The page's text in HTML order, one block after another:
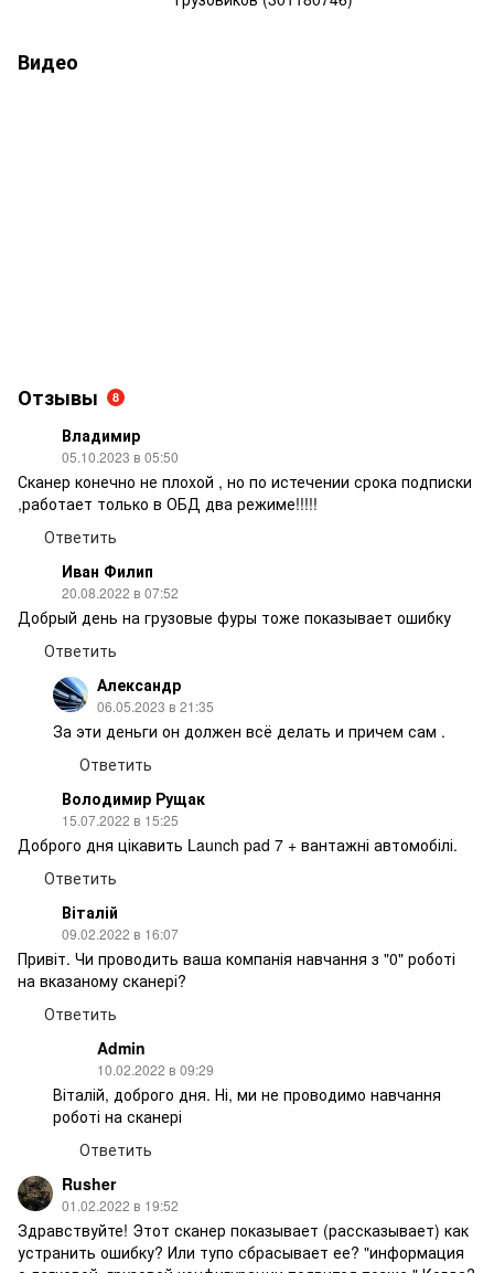
Видео
Отзывы 8
Владимир
05.10.2023 в 05:50
Сканер конечно не плохой , но по истечении срока подписки
,работает только в ОБД два режиме!!!!!
Ответить
Иван Филип
20.08.2022 в 07:52
Добрый день на грузовые фуры тоже показывает ошибку
Ответить
Александр
06.05.2023 в 21:35
За эти деньги он должен всё делать и причем сам .
Ответить
Володимир Рущак
15.07.2022 в 15:25
Доброго дня цікавить Launch pad 7 + вантажні автомобілі.
Ответить
Віталій
09.02.2022 в 16:07
Привіт. Чи проводить ваша компанія навчання з "0" роботі
на вказаному сканері?
Ответить
Admin
10.02.2022 в 09:29
Віталій, доброго дня. Ні, ми не проводимо навчання
роботі на сканері
Ответить
Rusher
01.02.2022 в 19:52
Здравствуйте! Этот сканер показывает (рассказывает) как
устранить ошибку? Или тупо сбрасывает ее? "информация